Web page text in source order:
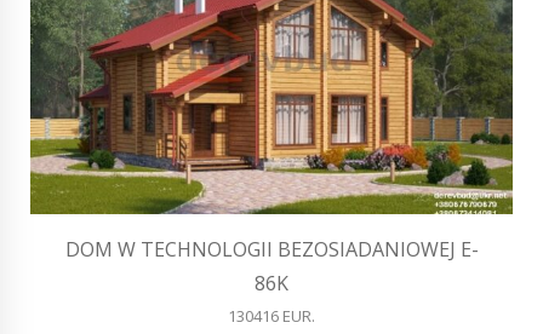
DOM W TECHNOLOGII BEZOSIADANIOWEJ E-
86K
130416 EUR.